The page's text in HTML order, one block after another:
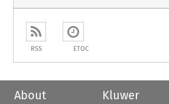
RSS ETOC
About
Kluwer